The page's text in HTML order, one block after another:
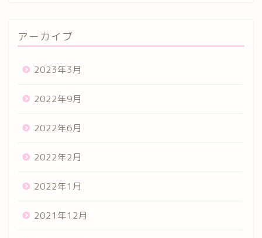
アーカイブ
2023年3月
2022年9月
2022年6月
2022年2月
2022年1月
2021年12月